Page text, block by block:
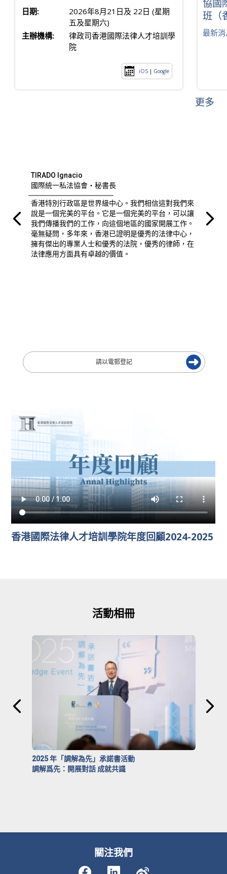
日期:
2026年8月21日及 22日 (星期
五及星期六)
主辦機構:
律政司香港國際法律人才培訓學
院
iOS | Google
協國
班（
最新
更多
TIRADO Ignacio
國際統一私法協會・秘書長
香港特別行政區是世界級中心。我們相信這對我們來
說是一個完美的平台。它是一個完美的平台，可以讓
我們傳播我們的工作，向這個地區的國家開展工作。
毫無疑問，多年來，香港已證明是優秀的法律中心，
擁有傑出的專業人士和優秀的法院，優秀的律師，在
法律應用方面具有卓越的價值。
香港國際法律人才培訓學院年度回顧2024-2025
活動相冊
2025 年「調解為先」承諾書活動
調解爲先：開展對話 成就共識
關注我們